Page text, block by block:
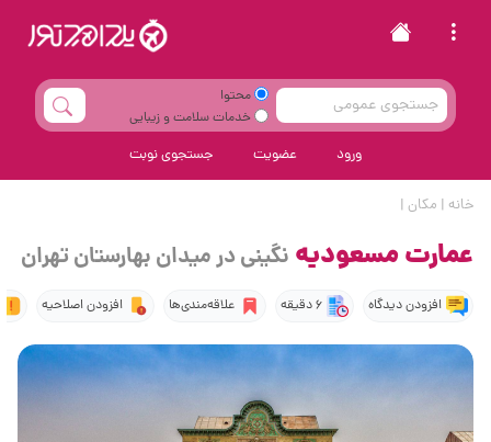
محتوا
خدمات سلامت و زیبایی
ورود عضویت جستجوی نوبت
خانه | مکان |
عمارت مسعودیه نگینی در میدان بهارستان تهران
افزودن دیدگاه 6 دقیقه علاقه‌مندی‌ها افزودن اصلاحیه